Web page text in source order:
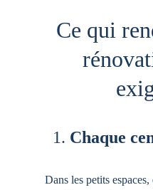
Ce qui
1. Chaque
Dans les petits espaces,